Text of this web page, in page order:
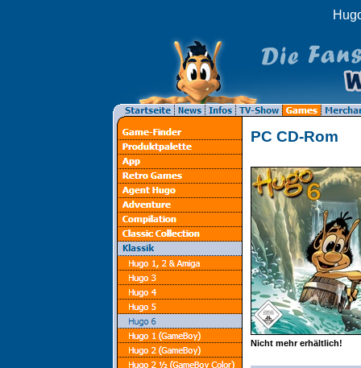
PC CD-Rom
Nicht mehr erhältlich!